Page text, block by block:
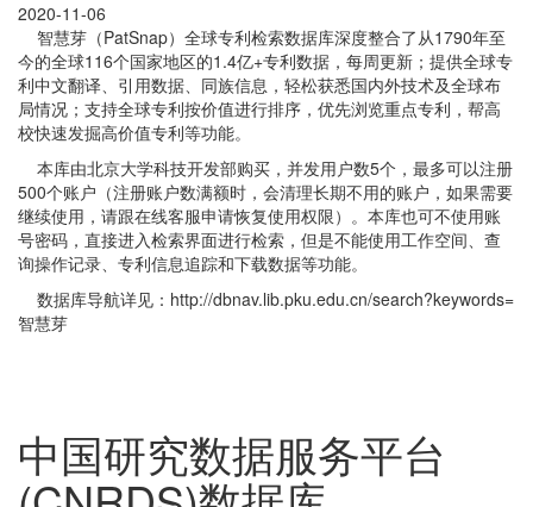
2020-11-06
智慧芽（PatSnap）全球专利检索数据库深度整合了从1790年至
今的全球116个国家地区的1.4亿+专利数据，每周更新；提供全球专
利中文翻译、引用数据、同族信息，轻松获悉国内外技术及全球布
局情况；支持全球专利按价值进行排序，优先浏览重点专利，帮高
校快速发掘高价值专利等功能。
本库由北京大学科技开发部购买，并发用户数5个，最多可以注册
500个账户（注册账户数满额时，会清理长期不用的账户，如果需要
继续使用，请跟在线客服申请恢复使用权限）。本库也可不使用账
号密码，直接进入检索界面进行检索，但是不能使用工作空间、查
询操作记录、专利信息追踪和下载数据等功能。
数据库导航详见：http://dbnav.lib.pku.edu.cn/search?keywords=
智慧芽
中国研究数据服务平台